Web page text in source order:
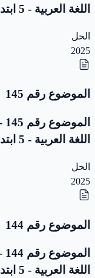
اللغة العربية - 5 ابتدائي
الحل
2025
الموضوع رقم 145
اللغة العربية - 5 ابتدائي
الحل
2025
الموضوع رقم 144
اللغة العربية - 5 ابتدائي